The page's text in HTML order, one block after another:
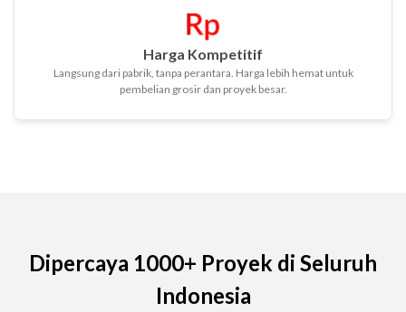
Harga Kompetitif
Langsung dari pabrik, tanpa perantara. Harga lebih hemat untuk
pembelian grosir dan proyek besar.
Dipercaya 1000+ Proyek di Seluruh
Indonesia